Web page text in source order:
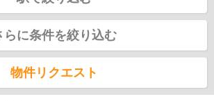
らに条件を絞り込む
物件リクエスト